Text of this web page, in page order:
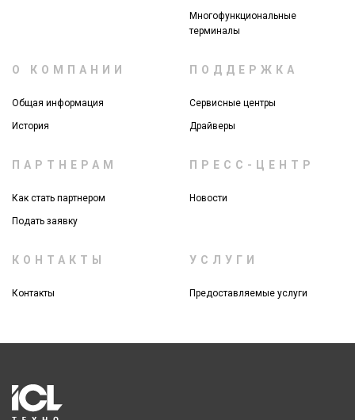
Многофункциональные
терминалы
О КОМПАНИИ
Общая информация
История
ПОДДЕРЖКА
Сервисные центры
Драйверы
ПАРТНЕРАМ
Как стать партнером
Подать заявку
ПРЕСС-ЦЕНТР
Новости
КОНТАКТЫ
Контакты
УСЛУГИ
Предоставляемые услуги